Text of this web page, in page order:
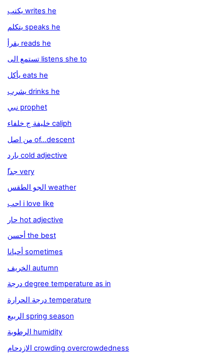
يكتب writes he
يتكلم speaks he
يقرأ reads he
تستمع الى listens she to
يأكل eats he
يشرب drinks he
نبي prophet
خليفة ج خلفاء caliph
من اصل of...descent
بارد cold adjective
ًجدا very
الجو الطقس weather
احب i love like
حار hot adjective
أحسن the best
أحيانا sometimes
الخريف autumn
درجة degree temperature as in
درجة الحرارة temperature
الربيع spring season
الرطوبة humidity
الازدحام crowding overcrowdedness